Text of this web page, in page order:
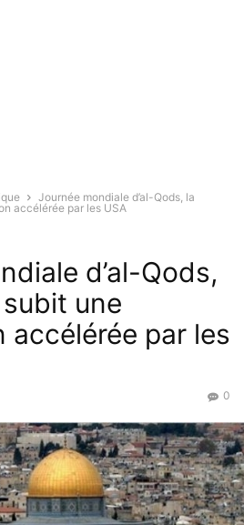
Journée mondiale d’al-Qods, la
accélérée par les USA
d’al-Qods,
une
accélérée par les
0